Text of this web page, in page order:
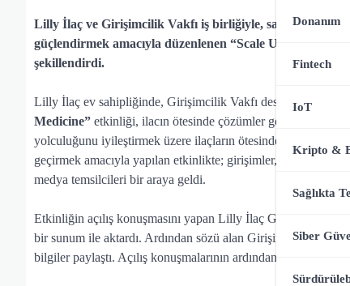
Donanım
Fintech
IoT
Kripto &
Sağlıkta
Siber
Lilly İlaç ve Girişimcilik Vakfı iş birliğiyle, sağlıkta
güçlendirmek amacıyla düzenlenen “Scale Up Day:
şekillendirdi.
Lilly İlaç ev sahipliğinde, Girişimcilik Vakfı desteği ile 18
Medicine” etkinliği, ilacın ötesinde çözümler geliştirme ve
yolculuğunu iyileştirmek üzere ilaçların ötesinde fikirler
geçirmek amacıyla yapılan etkinlikte; girişimler, teknoloji
medya temsilcileri bir araya geldi.
Etkinliğin açılış konuşmasını yapan Lilly İlaç Genel
bir sunum ile aktardı. Ardından sözü alan Girişimcilik Vakfı
bilgiler paylaştı. Açılış konuşmalarının ardından farklı